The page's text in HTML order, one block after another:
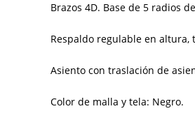
Brazos 4D. Base de 5 radios
Respaldo regulable en
Asiento con traslación de
Color de malla y tela: Negro.